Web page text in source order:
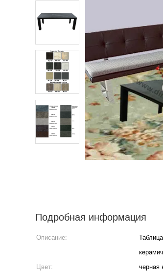
Подробная информация
Описание:
Цвет: черная